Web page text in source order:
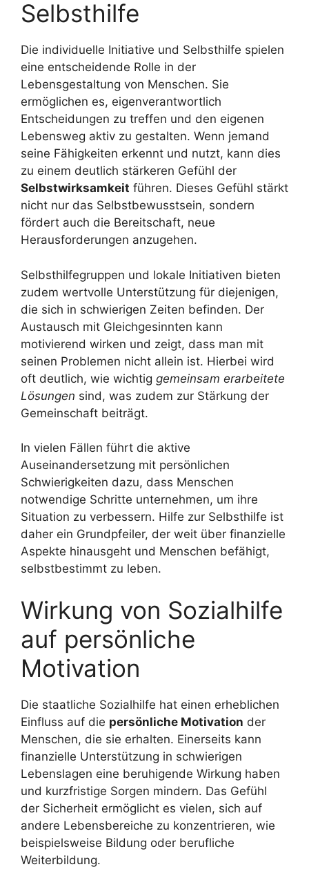
Selbsthilfe
Die individuelle Initiative und Selbsthilfe spielen
eine entscheidende Rolle in der
Lebensgestaltung von Menschen. Sie
ermöglichen es, eigenverantwortlich
Entscheidungen zu treffen und den eigenen
Lebensweg aktiv zu gestalten. Wenn jemand
seine Fähigkeiten erkennt und nutzt, kann dies
zu einem deutlich stärkeren Gefühl der
Selbstwirksamkeit führen. Dieses Gefühl stärkt
nicht nur das Selbstbewusstsein, sondern
fördert auch die Bereitschaft, neue
Herausforderungen anzugehen.
Selbsthilfegruppen und lokale Initiativen bieten
zudem wertvolle Unterstützung für diejenigen,
die sich in schwierigen Zeiten befinden. Der
Austausch mit Gleichgesinnten kann
motivierend wirken und zeigt, dass man mit
seinen Problemen nicht allein ist. Hierbei wird
oft deutlich, wie wichtig gemeinsam erarbeitete
Lösungen sind, was zudem zur Stärkung der
Gemeinschaft beiträgt.
In vielen Fällen führt die aktive
Auseinandersetzung mit persönlichen
Schwierigkeiten dazu, dass Menschen
notwendige Schritte unternehmen, um ihre
Situation zu verbessern. Hilfe zur Selbsthilfe ist
daher ein Grundpfeiler, der weit über finanzielle
Aspekte hinausgeht und Menschen befähigt,
selbstbestimmt zu leben.
Wirkung von Sozialhilfe
auf persönliche
Motivation
Die staatliche Sozialhilfe hat einen erheblichen
Einfluss auf die persönliche Motivation der
Menschen, die sie erhalten. Einerseits kann
finanzielle Unterstützung in schwierigen
Lebenslagen eine beruhigende Wirkung haben
und kurzfristige Sorgen mindern. Das Gefühl
der Sicherheit ermöglicht es vielen, sich auf
andere Lebensbereiche zu konzentrieren, wie
beispielsweise Bildung oder berufliche
Weiterbildung.